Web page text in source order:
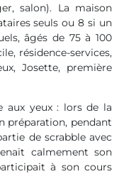
salon). La maison
seuls ou 8 si un
âgés de 75 à 100
résidence-services,
Josette, première
aux yeux : lors de la
préparation, pendant
de scrabble avec
calmement son
à son cours